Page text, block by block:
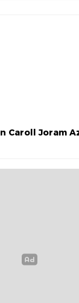
Caroll Joram